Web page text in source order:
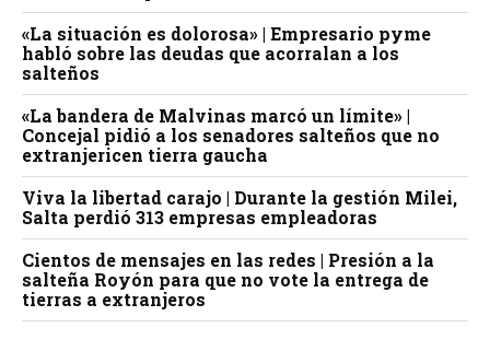
«La situación es dolorosa» | Empresario pyme
habló sobre las deudas que acorralan a los
salteños
«La bandera de Malvinas marcó un límite» |
Concejal pidió a los senadores salteños que no
extranjericen tierra gaucha
Viva la libertad carajo | Durante la gestión Milei,
Salta perdió 313 empresas empleadoras
Cientos de mensajes en las redes | Presión a la
salteña Royón para que no vote la entrega de
tierras a extranjeros